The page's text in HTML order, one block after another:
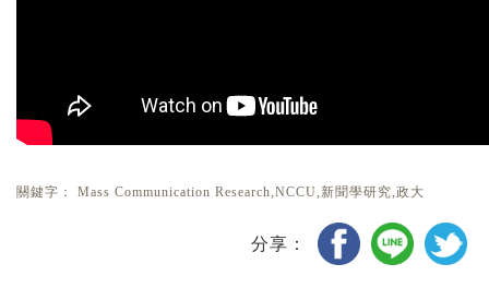
關鍵字： Mass Communication Research,NCCU,新聞學研究,政大
分享：